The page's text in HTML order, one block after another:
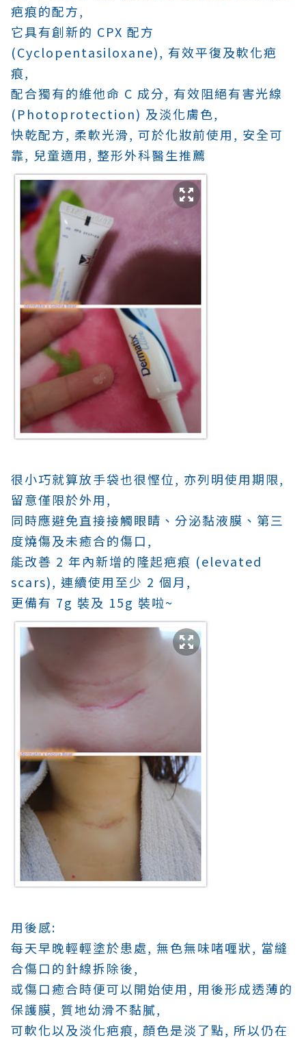
疤痕的配方,
它具有創新的 CPX 配方
(Cyclopentasiloxane), 有效平復及軟化疤
痕,
配合獨有的維他命 C 成分, 有效阻絕有害光線
(Photoprotection) 及淡化膚色,
快乾配方, 柔軟光滑, 可於化妝前使用, 安全可
靠, 兒童適用, 整形外科醫生推薦
很小巧就算放手袋也很慳位, 亦列明使用期限,
留意僅限於外用,
同時應避免直接接觸眼睛、分泌黏液膜、第三
度燒傷及未癒合的傷口,
能改善 2 年內新增的隆起疤痕 (elevated
scars), 連續使用至少 2 個月,
更備有 7g 裝及 15g 裝啦~
用後感:
每天早晚輕輕塗於患處, 無色無味啫喱狀, 當縫
合傷口的針線拆除後,
或傷口癒合時便可以開始使用, 用後形成透薄的
保護膜, 質地幼滑不黏膩,
可軟化以及淡化疤痕, 顏色是淡了點, 所以仍在